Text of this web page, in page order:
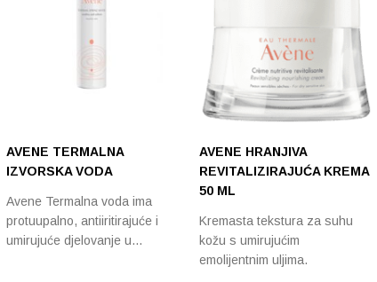
AVENE TERMALNA
IZVORSKA VODA
Avene Termalna voda ima
protuupalno, antiiritirajuće i
umirujuće djelovanje u…
AVENE HRANJIVA
REVITALIZIRAJUĆA KREMA
50 ML
Kremasta tekstura za suhu
kožu s umirujućim
emolijentnim uljima.